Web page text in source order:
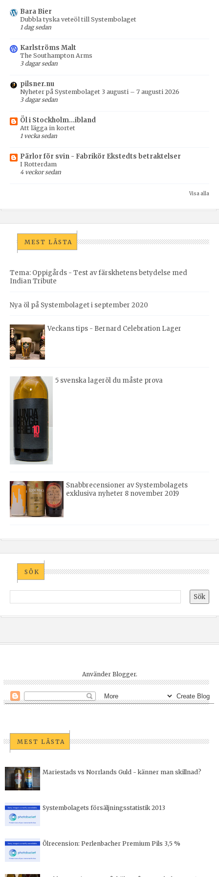
Bara Bier
Dubbla tyska veteöl till Systembolaget
1 dag sedan
Karlströms Malt
The Southampton Arms
3 dagar sedan
pilsner.nu
Nyheter på Systembolaget 3 augusti – 7 augusti 2026
3 dagar sedan
Öl i Stockholm...ibland
Att lägga in kortet
1 vecka sedan
Pärlor för svin - Fabrikör Ekstedts betraktelser
I Rotterdam
4 veckor sedan
Visa alla
MEST LÄSTA
Tema: Oppigårds - Test av färskhetens betydelse med
Indian Tribute
Nya öl på Systembolaget i september 2020
Veckans tips - Bernard Celebration Lager
5 svenska lageröl du måste prova
Snabbrecensioner av Systembolagets
exklusiva nyheter 8 november 2019
SÖK
Använder Blogger.
MEST LÄSTA
Mariestads vs Norrlands Guld - känner man skillnad?
Systembolagets försäljningsstatistik 2013
Ölrecension: Perlenbacher Premium Pils 3,5 %